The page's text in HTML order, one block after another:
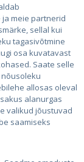
meie partnerid
sellal kui
tagasivõtmine
osa kuvatavast
Saate selle
allosas oleval
alanurgas
valikud jõustuvad
saamiseks